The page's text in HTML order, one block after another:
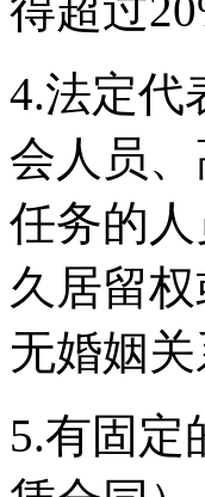
4.法定代
会人员
任务的
久居留
无婚姻关
5.有固定